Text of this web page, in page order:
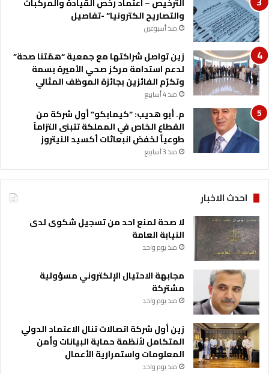
ل
و
ن
ا
ت
الترخيص – اعتماد رخص القيادة والمركبات
والتصاريح الكترونيا” -تفاصيل
منذ أسبوعين
زين تواصل شراكتها مع جمعية “همّتنا صحة”
لدعم استدامة مركز صحي الأميرة بسمة
وتكرّم الفائزين بجائزة الموظف المثالي
منذ 4 أسابيع
م. أبو هديب: “كيمابكو” أول شركة من
القطاع الخاص في المملكة تتبنى التزاماً
طوعياً لخفض انبعاثات أكسيد النيتروز
منذ 3 أسابيع
احدث الاخبار
لا صحة لمنع احد من تسجيل شكوى لدى
النيابة العامة
منذ يوم واحد
مجابهة الاحتيال الإلكتروني مسؤولية
مشتركة
منذ يوم واحد
زين أول شركة اتصالات تنال الاعتماد الدولي
المتكامل لأنظمة حماية البيانات وأمن
المعلومات واستمرارية الأعمال
منذ يوم واحد